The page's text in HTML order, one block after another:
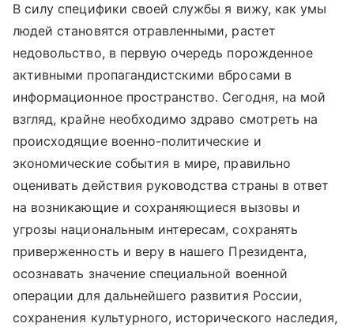
В силу специфики своей службы я вижу, как умы
людей становятся отравленными, растет
недовольство, в первую очередь порожденное
активными пропагандистскими вбросами в
информационное пространство. Сегодня, на мой
взгляд, крайне необходимо здраво смотреть на
происходящие военно-политические и
экономические события в мире, правильно
оценивать действия руководства страны в ответ
на возникающие и сохраняющиеся вызовы и
угрозы национальным интересам, сохранять
приверженность и веру в нашего Президента,
осознавать значение специальной военной
операции для дальнейшего развития России,
сохранения культурного, исторического наследия,